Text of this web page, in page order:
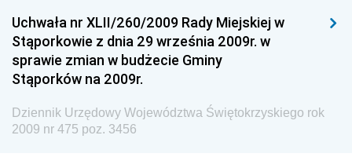
Dziennik Urzędowy Ministra Spraw Zagranicznych
Dziennik Urzędowy Centralnego Biura
Antykorupcyjnego
Wewnętrznego
Dziennik Urzędowy Urzędu Patentowego
Uchwała nr XLII/260/2009 Rady Miejskiej w
Stąporkowie z dnia 29 września 2009r. w
sprawie zmian w budżecie Gminy
Stąporków na 2009r.
Dziennik Urzędowy Województwa Świętokrzyskiego rok
2009 nr 475 poz. 3456